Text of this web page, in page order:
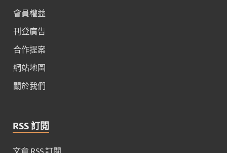
會員權益
刊登廣告
合作提案
網站地圖
關於我們
RSS 訂閱
文章 RSS 訂閱